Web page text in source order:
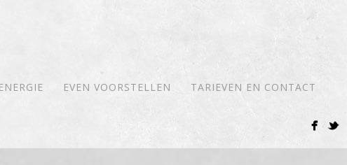
EVEN VOORSTELLEN TARIEVEN EN CONTACT